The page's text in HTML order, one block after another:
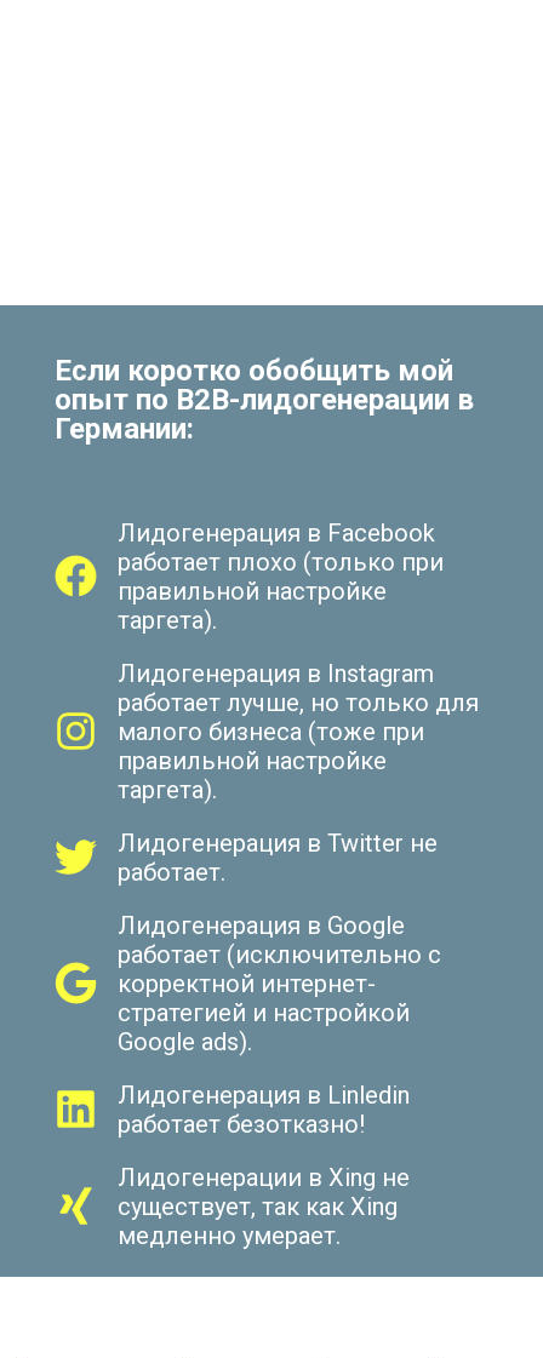
Если коротко обобщить мой
опыт по B2B-лидогенерации в
Германии:
Лидогенерация в Facebook
работает плохо (только при
правильной настройке
таргета).
Лидогенерация в Instagram
работает лучше, но только для
малого бизнеса (тоже при
правильной настройке
таргета).
Лидогенерация в Twitter не
работает.
Лидогенерация в Google
работает (исключительно с
корректной интернет-
стратегией и настройкой
Google ads).
Лидогенерация в Linledin
работает безотказно!
Лидогенерации в Xing не
существует, так как Xing
медленно умерает.